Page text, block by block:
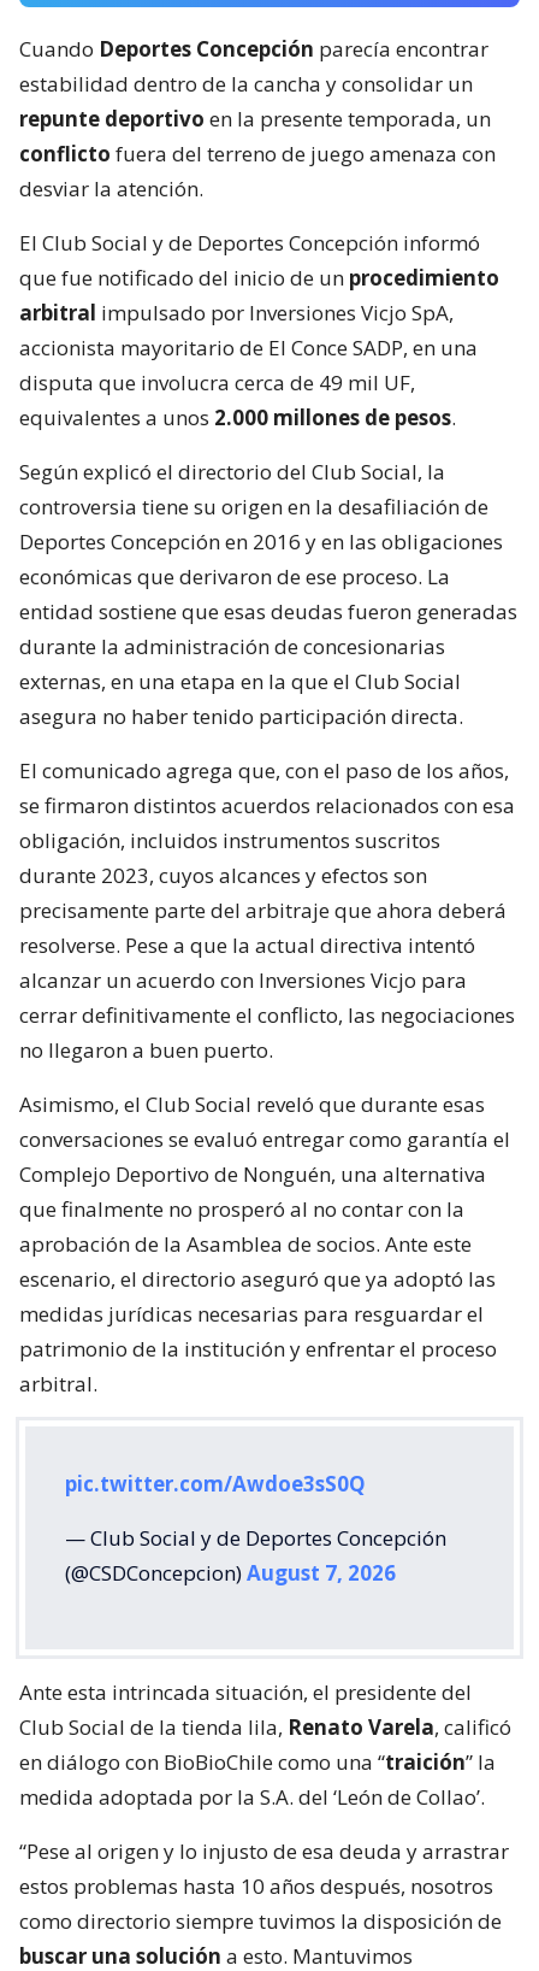
Cuando Deportes Concepción parecía encontrar
estabilidad dentro de la cancha y consolidar un
repunte deportivo en la presente temporada, un
conflicto fuera del terreno de juego amenaza con
desviar la atención.
El Club Social y de Deportes Concepción informó
que fue notificado del inicio de un procedimiento
arbitral impulsado por Inversiones Vicjo SpA,
accionista mayoritario de El Conce SADP, en una
disputa que involucra cerca de 49 mil UF,
equivalentes a unos 2.000 millones de pesos.
Según explicó el directorio del Club Social, la
controversia tiene su origen en la desafiliación de
Deportes Concepción en 2016 y en las obligaciones
económicas que derivaron de ese proceso. La
entidad sostiene que esas deudas fueron generadas
durante la administración de concesionarias
externas, en una etapa en la que el Club Social
asegura no haber tenido participación directa.
El comunicado agrega que, con el paso de los años,
se firmaron distintos acuerdos relacionados con esa
obligación, incluidos instrumentos suscritos
durante 2023, cuyos alcances y efectos son
precisamente parte del arbitraje que ahora deberá
resolverse. Pese a que la actual directiva intentó
alcanzar un acuerdo con Inversiones Vicjo para
cerrar definitivamente el conflicto, las negociaciones
no llegaron a buen puerto.
Asimismo, el Club Social reveló que durante esas
conversaciones se evaluó entregar como garantía el
Complejo Deportivo de Nonguén, una alternativa
que finalmente no prosperó al no contar con la
aprobación de la Asamblea de socios. Ante este
escenario, el directorio aseguró que ya adoptó las
medidas jurídicas necesarias para resguardar el
patrimonio de la institución y enfrentar el proceso
arbitral.
pic.twitter.com/Awdoe3sS0Q
— Club Social y de Deportes Concepción
(@CSDConcepcion)August 7, 2026
Ante esta intrincada situación, el presidente del
Club Social de la tienda lila, Renato Varela, calificó
en diálogo con BioBioChile como una “traición” la
medida adoptada por la S.A. del ‘León de Collao’.
“Pese al origen y lo injusto de esa deuda y arrastrar
estos problemas hasta 10 años después, nosotros
como directorio siempre tuvimos la disposición de
buscar una solución a esto. Mantuvimos